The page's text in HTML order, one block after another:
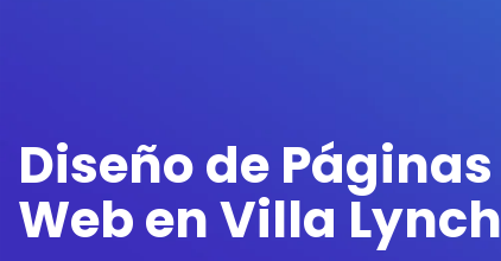
Diseño de Páginas
Web en Villa Lynch